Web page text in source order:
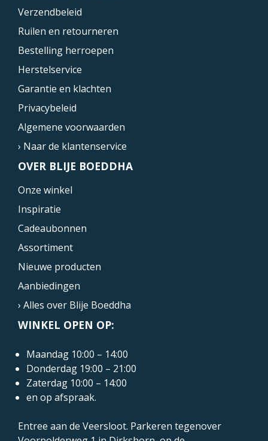
Verzendbeleid
Ruilen en retourneren
Bestelling herroepen
Herstelservice
Garantie en klachten
Privacybeleid
Algemene voorwaarden
› Naar de klantenservice
OVER BLIJE BOEDDHA
Onze winkel
Inspiratie
Cadeaubonnen
Assortiment
Nieuwe producten
Aanbiedingen
› Alles over Blije Boeddha
WINKEL OPEN OP:
Maandag 10:00 – 14:00
Donderdag 19:00 – 21:00
Zaterdag 10:00 – 14:00
en op afspraak.
Entree aan de Veersloot. Parkeren tegenover